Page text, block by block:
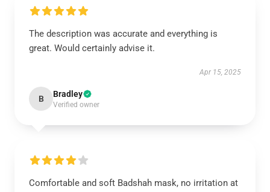
The description was accurate and everything is
great. Would certainly advise it.
Apr 15, 2025
B Bradley
Verified owner
Comfortable and soft Badshah mask, no irritation at